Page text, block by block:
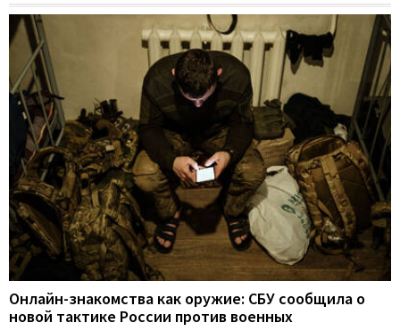
Онлайн-знакомства как оружие: СБУ сообщила о
новой тактике России против военных